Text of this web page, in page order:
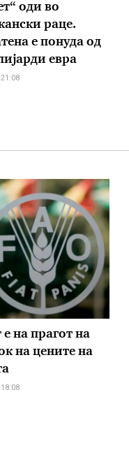
оди во
раце.
е понуда од
евра
е на прагот на
на цените на